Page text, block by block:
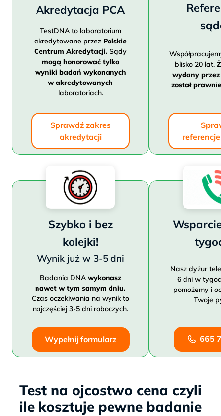
Akredytacja PCA
TestDNA to laboratorium
akredytowane przez Polskie
Centrum Akredytacji. Sądy
mogą honorować tylko
wyniki badań wykonanych
w akredytowanych
laboratoriach.
Sprawdź zakres
akredytacji
blisko 20 lat.
wydany
został
Szybko i bez
kolejki!
Wynik już w 3-5 dni
Badania DNA wykonasz
nawet w tym samym dniu.
Czas oczekiwania na wynik to
najczęściej 3-5 dni roboczych.
Wypełnij formularz
Nasz dyżur
6 dni w
pomożemy i
Twoje
665
Test na ojcostwo cena czyli
ile kosztuje pewne badanie